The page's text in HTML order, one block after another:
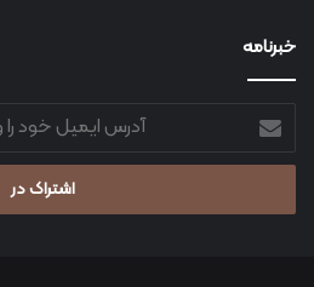
خبرنامه
آدرس
ایمیل
خود
وارد